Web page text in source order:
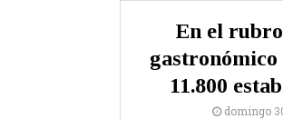
En el
11.800
domingo